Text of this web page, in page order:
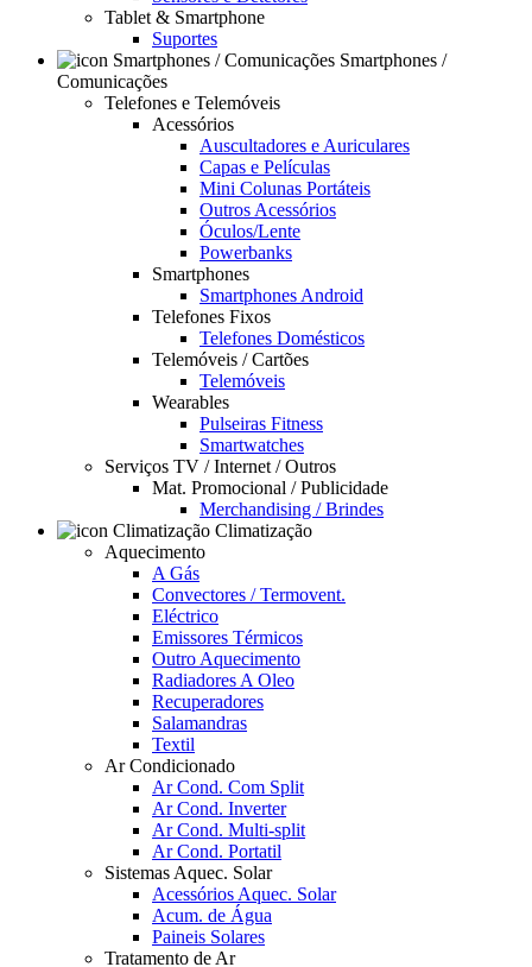
Tablet & Smartphone
Suportes
Smartphones /
Comunicações
Telefones e Telemóveis
Acessórios
Auscultadores e Auriculares
Capas e Películas
Mini Colunas Portáteis
Outros Acessórios
Óculos/Lente
Powerbanks
Smartphones
Smartphones Android
Telefones Fixos
Telefones Domésticos
Telemóveis / Cartões
Telemóveis
Wearables
Pulseiras Fitness
Smartwatches
Serviços TV / Internet / Outros
Mat. Promocional / Publicidade
Merchandising / Brindes
Climatização
Aquecimento
A Gás
Convectores / Termovent.
Eléctrico
Emissores Térmicos
Outro Aquecimento
Radiadores A Oleo
Recuperadores
Salamandras
Textil
Ar Condicionado
Ar Cond. Com Split
Ar Cond. Inverter
Ar Cond. Multi-split
Ar Cond. Portatil
Sistemas Aquec. Solar
Acessórios Aquec. Solar
Acum. de Água
Paineis Solares
Tratamento de Ar